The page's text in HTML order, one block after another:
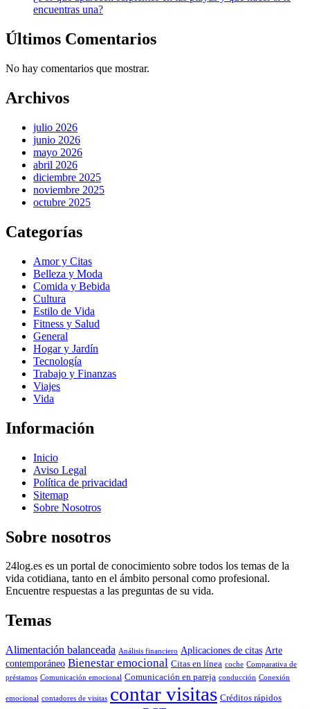
encuentras una?
Últimos Comentarios
No hay comentarios que mostrar.
Archivos
julio 2026
junio 2026
mayo 2026
abril 2026
diciembre 2025
noviembre 2025
octubre 2025
Categorías
Amor y Citas
Belleza y Moda
Comida y Bebida
Cultura
Estilo de Vida
Fitness y Salud
General
Hogar y Jardín
Tecnología
Trabajo y Finanzas
Viajes
Vida
Información
Inicio
Aviso Legal
Política de privacidad
Sitemap
Sobre Nosotros
Sobre nosotros
24log.es es un portal de conocimiento sobre todos los temas de la
vida cotidiana, tanto en el ámbito personal como profesional.
Encuentre respuestas a las preguntas de su vida.
Temas
Alimentación balanceada Análisis financiero Aplicaciones de citas Arte
contemporáneo Bienestar emocional Citas en línea coche Comparativa de
préstamos Comunicación emocional Comunicación en pareja conducción Conexión
emocional contadores de visitas contar visitas Créditos rápidos